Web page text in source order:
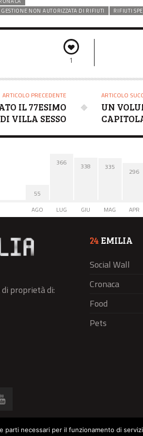
GESTIONE NON AUTORIZZATA DI RIFIUTI RIFIUTI
1
ARTICOLO PRECEDENTE
IL 77ESIMO
VILLA SESSO
ARTICOLO
UN
55
AGO
366
LUG
338
GIU
335
MAG
296
APR
proprietà di:
24 EMILIA
Social Wall
Cronaca
Food
Pets
parti necessari per il funzionamento di